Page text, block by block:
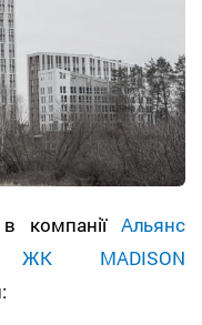
компанії Альянс
ЖК MADISON